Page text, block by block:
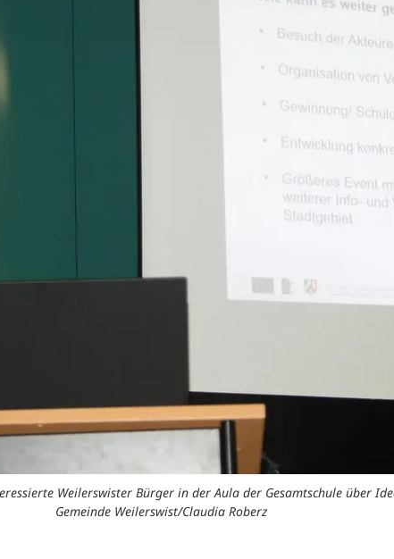
Weilerswister Bürger in der Aula der Gesamtschule über
Gemeinde Weilerswist/Claudia Roberz